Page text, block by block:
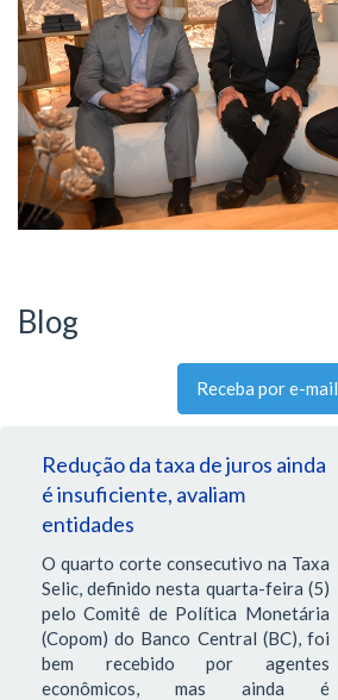
Blog
Receba por e-mail
Redução da taxa de juros ainda
é insuficiente, avaliam
entidades
O quarto corte consecutivo na Taxa
Selic, definido nesta quarta-feira (5)
pelo Comitê de Política Monetária
(Copom) do Banco Central (BC), foi
bem recebido por agentes
econômicos, mas ainda é